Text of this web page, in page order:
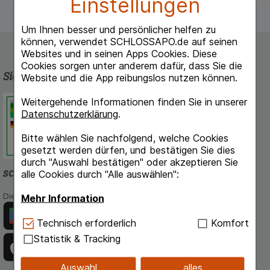
Um Ihnen besser und persönlicher helfen zu
können, verwendet SCHLOSSAPO.de auf seinen
Websites und in seinen Apps Cookies. Diese
Cookies sorgen unter anderem dafür, dass Sie die
Website und die App reibungslos nutzen können.
Weitergehende Informationen finden Sie in unserer
Datenschutzerklärung.
Bitte wählen Sie nachfolgend, welche Cookies
gesetzt werden dürfen, und bestätigen Sie dies
durch "Auswahl bestätigen" oder akzeptieren Sie
alle Cookies durch "Alle auswählen":
Mehr Information
Technisch Notwendig:Hierbei handelt es sich um
Cookies, die für die Grundfunktionen unserer
Website notwendig sind (z.B. Navigation,
Warenkorb, Kundenkonto), weshalb auf diese nicht
Technisch erforderlich
Komfort
Statistik & Tracking
Auswahl
alles
Sicherheit und Qualität
Schlossapo.de ist registriert beim
Deutschen Institut für Medizinische
schlossapo.de-App
Die App von schlossapo.de jetzt mit E-Rezept-Scanner